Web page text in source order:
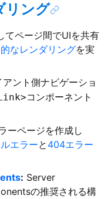
リング
てページ間でUIを共有
なレンダリングを実
アント側ナビゲーショ
コンポーネント
ーページを作成し
エラーと 404エラー
: Server
の推奨される構